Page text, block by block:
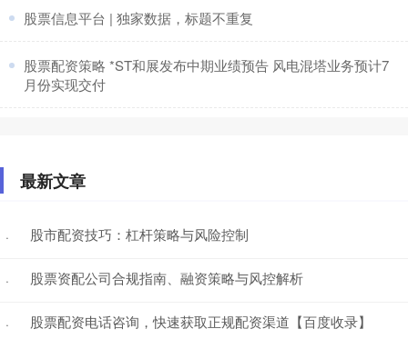
​股票信息平台 | 独家数据，标题不重复
​股票配资策略 *ST和展发布中期业绩预告 风电混塔业务预计7
月份实现交付
最新文章
· 股市配资技巧：杠杆策略与风险控制
· 股票资配公司合规指南、融资策略与风控解析
· 股票配资电话咨询，快速获取正规配资渠道【百度收录】